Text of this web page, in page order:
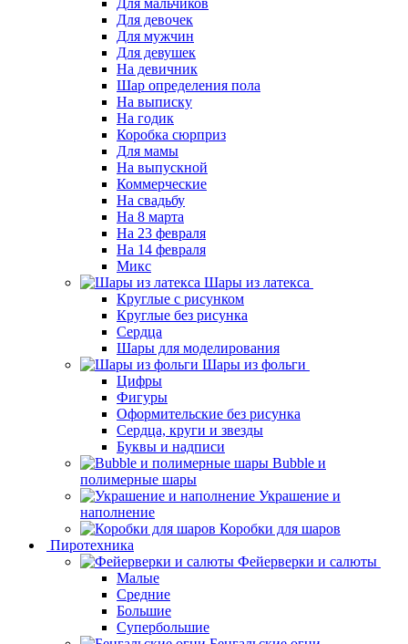
Для девочек
Для мужчин
Для девушек
На девичник
Шар определения пола
На выписку
На годик
Коробка сюрприз
Для мамы
На выпускной
Коммерческие
На свадьбу
На 8 марта
На 23 февраля
На 14 февраля
Микс
Шары из латекса
Круглые с рисунком
Круглые без рисунка
Сердца
Шары для моделирования
Шары из фольги
Цифры
Фигуры
Оформительские без рисунка
Сердца, круги и звезды
Буквы и надписи
Bubble и
полимерные шары
Украшение и
наполнение
Коробки для шаров
Пиротехника
Фейерверки и салюты
Малые
Средние
Большие
Супербольшие